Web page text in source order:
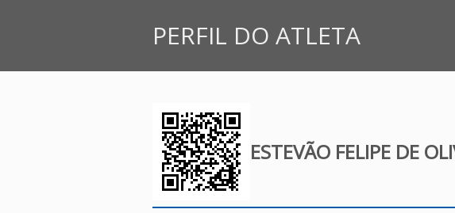
PERFIL DO ATLETA
ESTEVÃO FELIPE DE